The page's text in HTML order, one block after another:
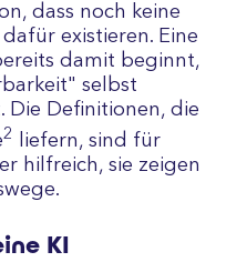
dass noch keine
existieren. Eine
damit beginnt,
selbst
Definitionen, die
2
liefern, sind für
hilfreich, sie zeigen
KI